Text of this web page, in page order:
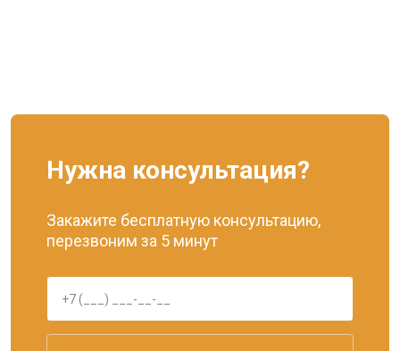
Нужна консультация?
Закажите бесплатную консультацию,
перезвоним за 5 минут